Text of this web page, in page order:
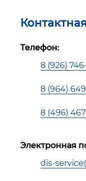
Телефон:
8 (926)
8 (964)
8 (496)
Электронная
dis-